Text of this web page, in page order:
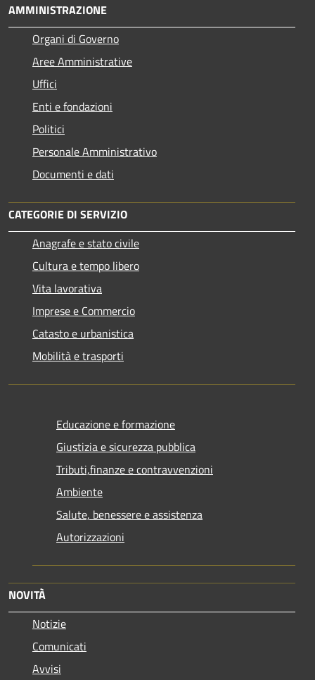
AMMINISTRAZIONE
Organi di Governo
Aree Amministrative
Uffici
Enti e fondazioni
Politici
Personale Amministrativo
Documenti e dati
CATEGORIE DI SERVIZIO
Anagrafe e stato civile
Cultura e tempo libero
Vita lavorativa
Imprese e Commercio
Catasto e urbanistica
Mobilità e trasporti
Educazione e formazione
Giustizia e sicurezza pubblica
Tributi,finanze e contravvenzioni
Ambiente
Salute, benessere e assistenza
Autorizzazioni
NOVITÀ
Notizie
Comunicati
Avvisi